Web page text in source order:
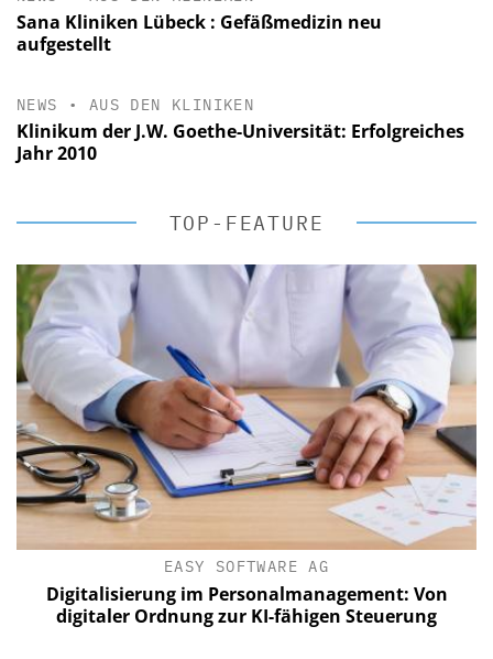
Sana Kliniken Lübeck : Gefäßmedizin neu
aufgestellt
NEWS • AUS DEN KLINIKEN
Klinikum der J.W. Goethe-Universität: Erfolgreiches
Jahr 2010
TOP-FEATURE
EASY SOFTWARE AG
Digitalisierung im Personalmanagement: Von
digitaler Ordnung zur KI-fähigen Steuerung